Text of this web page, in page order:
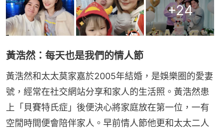
+24
黃浩然：每天也是我們的情人節
黃浩然和太太莫家嘉於2005年結婚，是娛樂圈的愛妻
號，經常在社交網站分享和家人的生活照。黃浩然患
上「貝賽特氏症」後便決心將家庭放在第一位，一有
空閒時間便會陪伴家人。早前情人節他更和太太二人